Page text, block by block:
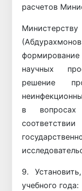
расчетов
научных
решение
в
9.
учебного года: